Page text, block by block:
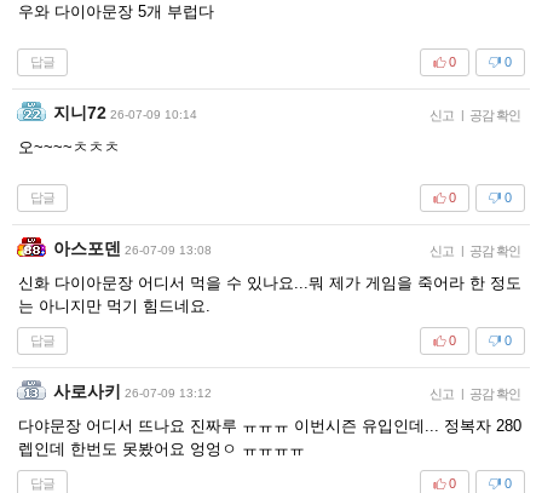
우와 다이아문장 5개 부럽다
답글 0
0
지니72 26-07-09 10:14 신고 | 공감 확인
오~~~~ㅊㅊㅊ
답글 0
0
아스포덴 26-07-09 13:08 신고 | 공감 확인
신화 다이아문장 어디서 먹을 수 있나요...뭐 제가 게임을 죽어라 한 정도
는 아니지만 먹기 힘드네요.
답글 0
0
사로사키 26-07-09 13:12 신고 | 공감 확인
다야문장 어디서 뜨나요 진짜루 ㅠㅠㅠ 이번시즌 유입인데... 정복자 280
렙인데 한번도 못봤어요 엉엉ㅇ ㅠㅠㅠㅠ
답글 0
0